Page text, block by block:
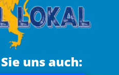
uns auch: